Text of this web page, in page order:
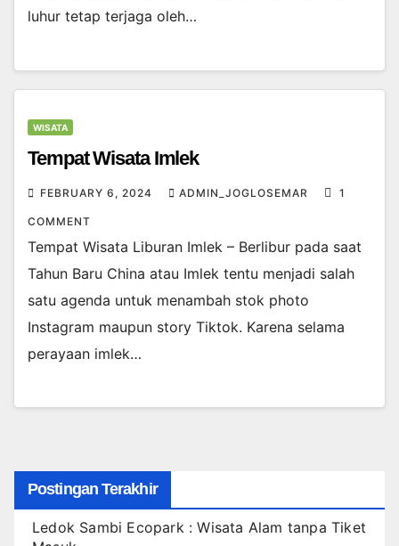
luhur tetap terjaga oleh…
WISATA
Tempat Wisata Imlek
FEBRUARY 6, 2024 ADMIN_JOGLOSEMAR 1
COMMENT
Tempat Wisata Liburan Imlek – Berlibur pada saat
Tahun Baru China atau Imlek tentu menjadi salah
satu agenda untuk menambah stok photo
Instagram maupun story Tiktok. Karena selama
perayaan imlek…
Postingan Terakhir
Ledok Sambi Ecopark : Wisata Alam tanpa Tiket